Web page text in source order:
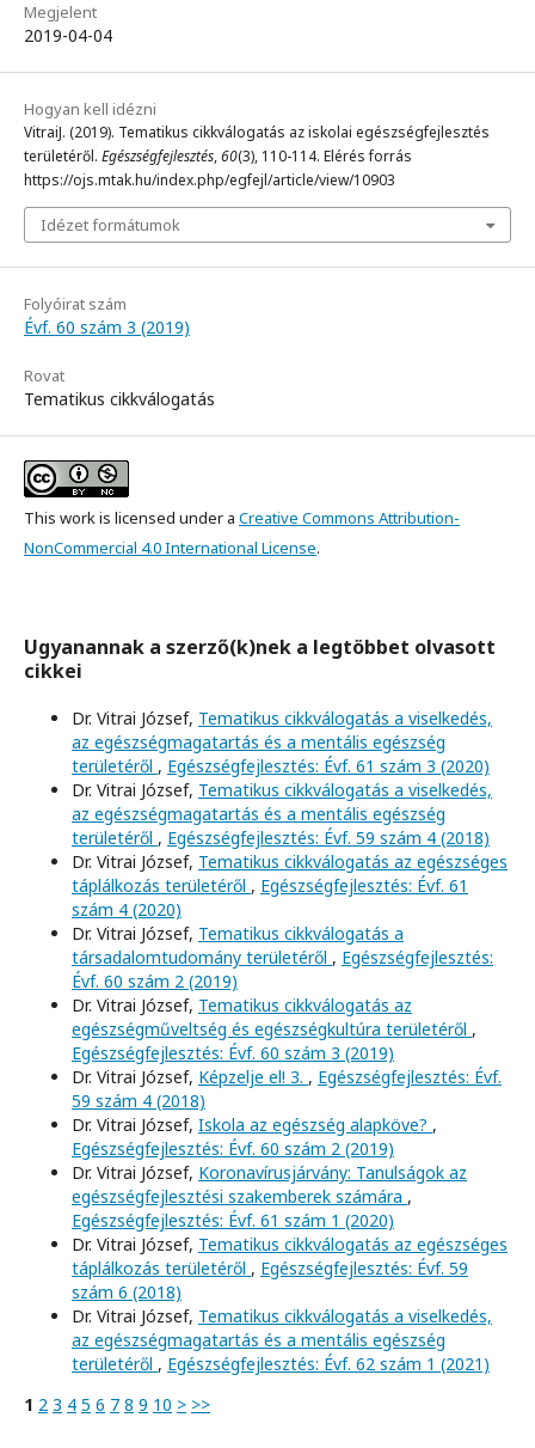
Megjelent
2019-04-04
Hogyan kell idézni
VitraiJ. (2019). Tematikus cikkválogatás az iskolai egészségfejlesztés
területéről. Egészségfejlesztés,60(3), 110-114. Elérés forrás
https://ojs.mtak.hu/index.php/egfejl/article/view/10903
Idézet formátumok
Folyóirat szám
Évf. 60 szám 3 (2019)
Rovat
Tematikus cikkválogatás
This work is licensed under a Creative Commons Attribution-
NonCommercial 4.0 International License.
Ugyanannak a szerző(k)nek a legtöbbet olvasott
cikkei
Dr. Vitrai József, Tematikus cikkválogatás a viselkedés,
az egészségmagatartás és a mentális egészség
területéről , Egészségfejlesztés: Évf. 61 szám 3 (2020)
Dr. Vitrai József, Tematikus cikkválogatás a viselkedés,
az egészségmagatartás és a mentális egészség
területéről , Egészségfejlesztés: Évf. 59 szám 4 (2018)
Dr. Vitrai József, Tematikus cikkválogatás az egészséges
táplálkozás területéről , Egészségfejlesztés: Évf. 61
szám 4 (2020)
Dr. Vitrai József, Tematikus cikkválogatás a
társadalomtudomány területéről , Egészségfejlesztés:
Évf. 60 szám 2 (2019)
Dr. Vitrai József, Tematikus cikkválogatás az
egészségműveltség és egészségkultúra területéről ,
Egészségfejlesztés: Évf. 60 szám 3 (2019)
Dr. Vitrai József, Képzelje el! 3. , Egészségfejlesztés: Évf.
59 szám 4 (2018)
Dr. Vitrai József, Iskola az egészség alapköve? ,
Egészségfejlesztés: Évf. 60 szám 2 (2019)
Dr. Vitrai József, Koronavírusjárvány: Tanulságok az
egészségfejlesztési szakemberek számára ,
Egészségfejlesztés: Évf. 61 szám 1 (2020)
Dr. Vitrai József, Tematikus cikkválogatás az egészséges
táplálkozás területéről , Egészségfejlesztés: Évf. 59
szám 6 (2018)
Dr. Vitrai József, Tematikus cikkválogatás a viselkedés,
az egészségmagatartás és a mentális egészség
területéről , Egészségfejlesztés: Évf. 62 szám 1 (2021)
1 2 3 4 5 6 7 8 9 10 > >>